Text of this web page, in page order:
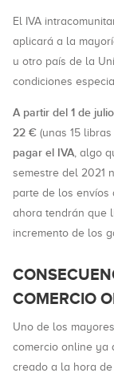
El IVA
aplicará a la
u otro país de la
condiciones
A partir del 1 de
22 € (unas 15
pagar el IVA, algo
semestre del 2021
parte de los envíos
ahora tendrán que
incremento de los
COMERCIO
Uno de los
comercio online ya
creado a la hora